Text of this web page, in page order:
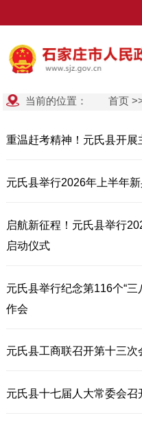
当前的位置： 首页
重温赶考精神！元氏县开展
元氏县举行2026年上半年
启航新征程！元氏县举行
启动仪式
元氏县举行纪念第116个“三
作会
元氏县工商联召开第十三次
元氏县十七届人大常委会召